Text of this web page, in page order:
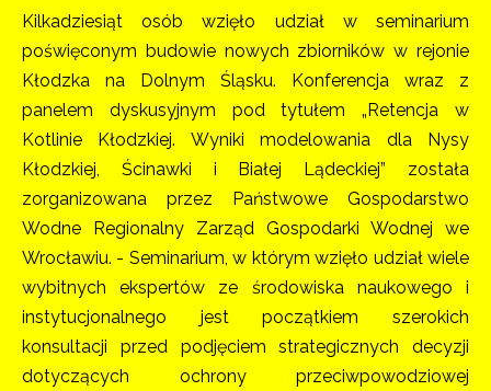
Kilkadziesiąt osób wzięło udział w seminarium
poświęconym budowie nowych zbiorników w rejonie
Kłodzka na Dolnym Śląsku. Konferencja wraz z
panelem dyskusyjnym pod tytułem „Retencja w
Kotlinie Kłodzkiej. Wyniki modelowania dla Nysy
Kłodzkiej, Ścinawki i Białej Lądeckiej” została
zorganizowana przez Państwowe Gospodarstwo
Wodne Regionalny Zarząd Gospodarki Wodnej we
Wrocławiu. - Seminarium, w którym wzięło udział wiele
wybitnych ekspertów ze środowiska naukowego i
instytucjonalnego jest początkiem szerokich
konsultacji przed podjęciem strategicznych decyzji
dotyczących ochrony przeciwpowodziowej